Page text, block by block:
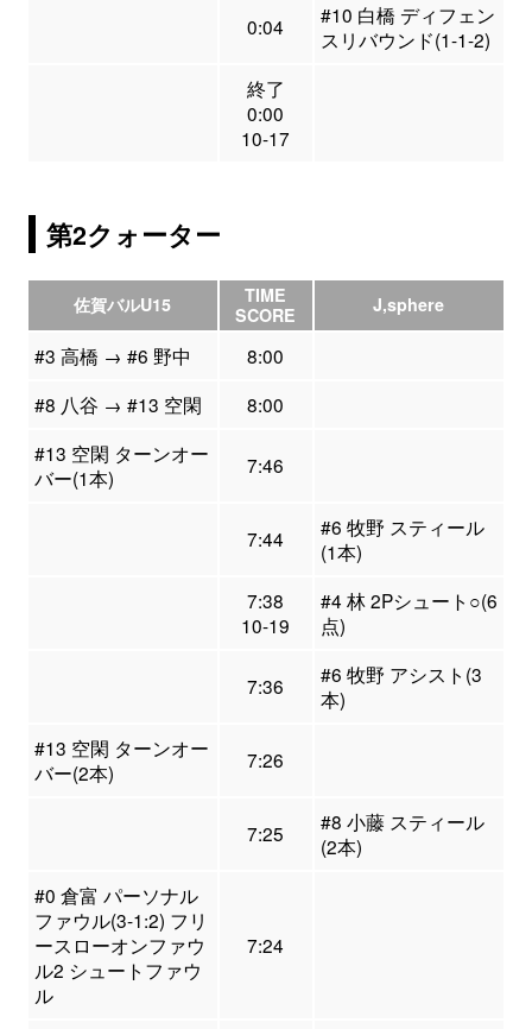
0:04
#10 白橋 ディフェン
スリバウンド(1-1-2)
終了
0:00
10-17
第2クォーター
佐賀バルU15
TIME
SCORE
J,sphere
#3 高橋 → #6 野中
8:00
#8 八谷 → #13 空閑
8:00
#13 空閑 ターンオー
バー(1本)
7:46
7:44
#6 牧野 スティール
(1本)
7:38
10-19
#4 林 2Pシュート○(6
点)
7:36
#6 牧野 アシスト(3
本)
#13 空閑 ターンオー
バー(2本)
7:26
7:25
#8 小藤 スティール
(2本)
#0 倉富 パーソナル
ファウル(3-1:2) フリ
ースローオンファウ
ル2 シュートファウ
ル
7:24